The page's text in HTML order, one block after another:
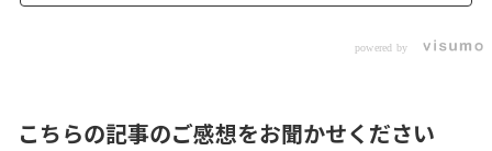
powered by
こちらの記事のご感想をお聞かせください